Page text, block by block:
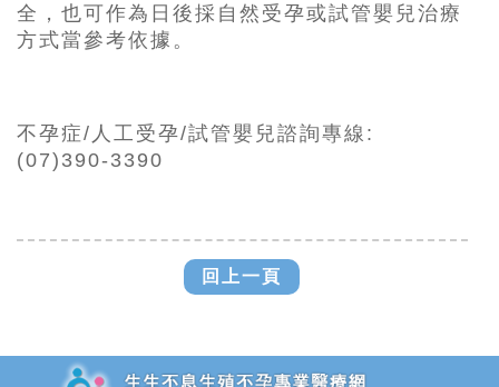
全，也可作為日後採自然受孕或試管嬰兒治療
方式當參考依據。
不孕症/人工受孕/試管嬰兒諮詢專線:
(07)390-3390
回上一頁